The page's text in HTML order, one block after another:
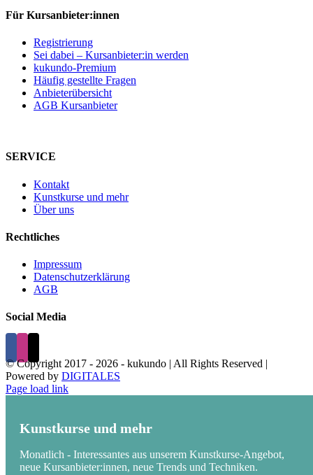
Für Kursanbieter:innen
Registrierung
Sei dabei – Kursanbieter:in werden
kukundo-Premium
Häufig gestellte Fragen
Anbieterübersicht
AGB Kursanbieter
SERVICE
Kontakt
Kunstkurse und mehr
Über uns
Rechtliches
Impressum
Datenschutzerklärung
AGB
Social Media
© Copyright 2017 - 2026 - kukundo | All Rights Reserved |
Powered by DIGITALES
Page load link
Kunstkurse und mehr
Monatlich - Interessantes aus unserem Kunstkurse-Angebot,
neue Kursanbieter:innen, neue Trends und Techniken.